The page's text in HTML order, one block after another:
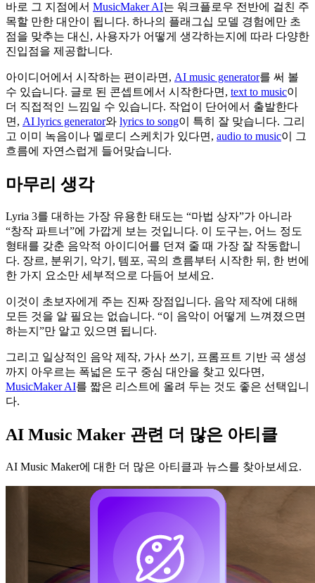
바로 그 지점에서 MusicMaker AI는 워크플로우 전반에 걸친 주
목할 만한 대안이 됩니다. 하나의 플래그십 모델 경험에만 초
점을 맞추는 대신, 사용자가 어떻게 생각하는지에 따라 다양한
진입점을 제공합니다.
아이디어에서 시작하는 편이라면, AI music generator를 써 볼
수 있습니다. 글로 된 콘셉트에서 시작한다면, text to music이
더 직접적인 느낌일 수 있습니다. 작업이 단어에서 출발한다
면, AI lyrics generator와 lyrics to song이 특히 잘 맞습니다. 그리
고 이미 녹음이나 멜로디 스케치가 있다면, audio to music이 그
흐름에 자연스럽게 들어맞습니다.
마무리 생각
Lyria 3를 대하는 가장 유용한 태도는 “마법 상자”가 아니라
“창작 파트너”에 가깝게 보는 것입니다. 이 도구는, 어느 정도
형태를 갖춘 음악적 아이디어를 던져 줄 때 가장 잘 작동합니
다. 장르, 분위기, 악기, 템포, 곡의 흐름부터 시작한 뒤, 한 번에
한 가지 요소만 세부적으로 다듬어 보세요.
이것이 초보자에게 주는 진짜 장점입니다. 음악 제작에 대해
모든 것을 알 필요는 없습니다. “이 음악이 어떻게 느껴졌으면
하는지”만 알고 있으면 됩니다.
그리고 일상적인 음악 제작, 가사 쓰기, 프롬프트 기반 곡 생성
까지 아우르는 폭넓은 도구 중심 대안을 찾고 있다면,
MusicMaker AI를 짧은 리스트에 올려 두는 것도 좋은 선택입니
다.
AI Music Maker 관련 더 많은 아티클
AI Music Maker에 대한 더 많은 아티클과 뉴스를 찾아보세요.